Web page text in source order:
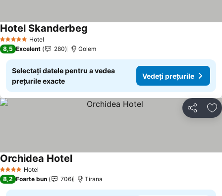
5 Stele Hotel
Hotel Skanderbeg
8,5 Excelent 280 Golem
Selectați datele pentru a vedea
prețurile exacte
Vedeți prețurile
Distribuiți
4 Stele Hotel
Orchidea Hotel
8,2 Foarte bun 706 Tirana